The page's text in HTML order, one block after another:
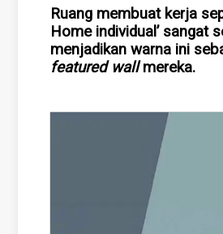
Ruang membuat kerja
Home individual’ sangat
menjadikan warna ini
featured wallmereka.